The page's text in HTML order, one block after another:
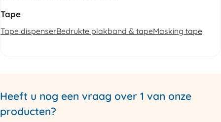
Tape
Tape dispenserBedrukte plakband & tapeMasking tape
Heeft u nog een vraag over 1 van onze
producten?